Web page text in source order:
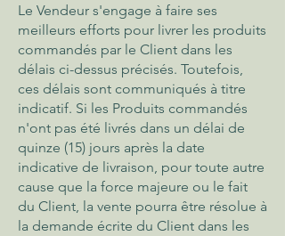
Le Vendeur s'engage à faire ses
meilleurs efforts pour livrer les produits
commandés par le Client dans les
délais ci-dessus précisés. Toutefois,
ces délais sont communiqués à titre
indicatif. Si les Produits commandés
n'ont pas été livrés dans un délai de
quinze (15) jours après la date
indicative de livraison, pour toute autre
cause que la force majeure ou le fait
du Client, la vente pourra être résolue à
la demande écrite du Client dans les